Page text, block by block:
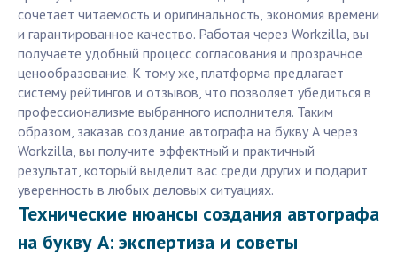
сочетает читаемость и оригинальность, экономия времени
и гарантированное качество. Работая через Workzilla, вы
получаете удобный процесс согласования и прозрачное
ценообразование. К тому же, платформа предлагает
систему рейтингов и отзывов, что позволяет убедиться в
профессионализме выбранного исполнителя. Таким
образом, заказав создание автографа на букву А через
Workzilla, вы получите эффектный и практичный
результат, который выделит вас среди других и подарит
уверенность в любых деловых ситуациях.
Технические нюансы создания автографа
на букву А: экспертиза и советы